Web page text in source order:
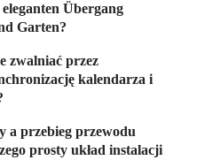
Übergang
Garten?
zwalniać przez
kalendarza i
a przebieg przewodu
prosty układ instalacji